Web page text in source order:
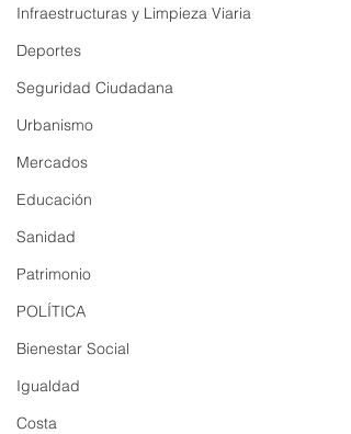
Infraestructuras y Limpieza Viaria
Deportes
Seguridad Ciudadana
Urbanismo
Mercados
Educación
Sanidad
Patrimonio
POLÍTICA
Bienestar Social
Igualdad
Costa